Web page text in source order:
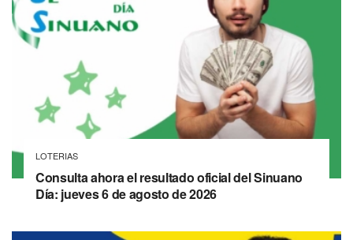
LOTERIAS
Consulta ahora el resultado oficial del Sinuano
Día: jueves 6 de agosto de 2026